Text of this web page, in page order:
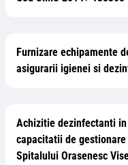
Furnizare echipamente
asigurarii igienei si
Achizitie dezinfectanti
capacitatii de
Spitalului Orasenesc